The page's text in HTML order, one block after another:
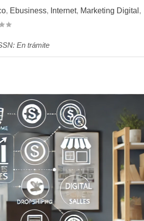
, Ebusiness, Internet, Marketing Digital ,
En trámite